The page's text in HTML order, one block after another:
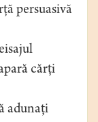
persuasivă
cărţi
adunaţi